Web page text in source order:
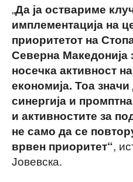
„Да ја оствариме
имплементација на
приоритетот на
Северна Македонија
носечка активност
економија. Тоа
синергија и
и активностите за
не само да се
врвен приоритет“,
Јовевска.